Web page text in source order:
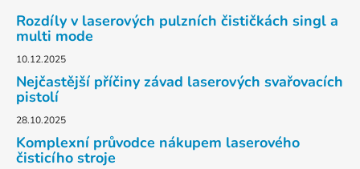
Rozdíly v laserových pulzních čističkách singl a
multi mode
10.12.2025
Nejčastější příčiny závad laserových svařovacích
pistolí
28.10.2025
Komplexní průvodce nákupem laserového
čisticího stroje